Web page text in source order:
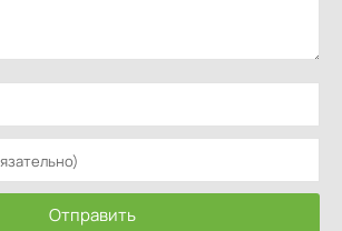
Отправить